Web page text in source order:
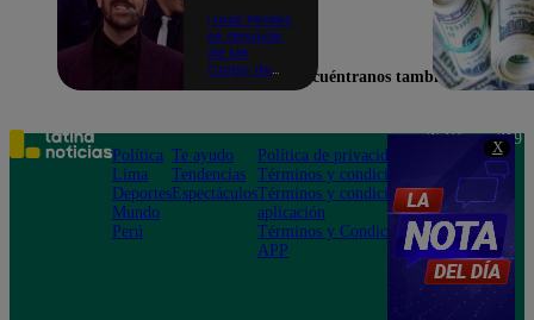
X
¡José Peláez
se despide
de Me
Caigo de
“Lo voy a
extrañar
muchísimo”!
Encuéntranos también en
Política
Lima
Deportes
Mundo
Perú
Te ayudo
Tendencias
Espectáculos
Política de privacidad
Términos y condiciones
Términos y condiciones
aplicación
Términos y Condiciones
APP
Teléfono: 219
Av. San
Felipe 968
Jesús María